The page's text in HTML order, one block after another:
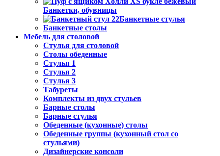
Банкетки, обувницы
Банкетные стулья
Банкетные столы
Мебель для столовой
Стулья для столовой
Столы обеденные
Стулья 1
Стулья 2
Стулья 3
Табуреты
Комплекты из двух стульев
Барные столы
Барные стулья
Обеденные (кухонные) столы
Обеденные группы (кухонный стол со
стульями)
Дизайнерские консоли